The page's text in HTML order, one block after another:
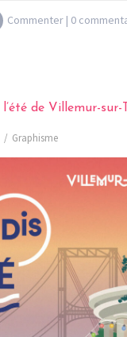
Commenter | 0
l’été de Villemur-sur-
Graphisme